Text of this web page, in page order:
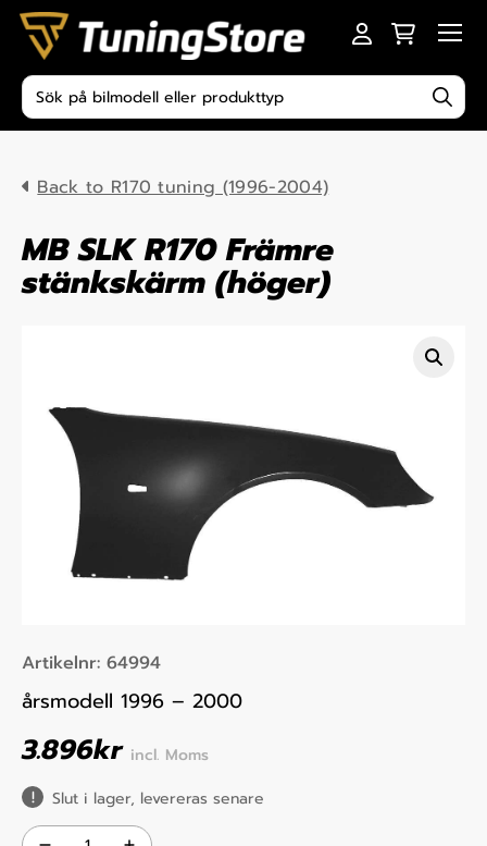
Skip to content
Produktsökning
Back to R170 tuning (1996-2004)
MB SLK R170 Främre
stänkskärm (höger)
Artikelnr: 64994
årsmodell 1996 – 2000
3.896kr incl. Moms
Slut i lager, levereras senare